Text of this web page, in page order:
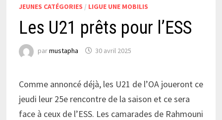
JEUNES CATÉGORIES / LIGUE UNE MOBILIS
Les U21 prêts pour l’ESS
parmustapha 30 avril 2025
Comme annoncé déjà, les U21 de l’OA joueront ce
jeudi leur 25e rencontre de la saison et ce sera
face à ceux de l’ESS. Les camarades de Rahmouni